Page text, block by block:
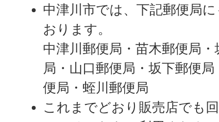
中津川市では、下記郵便局
おります。
中津川郵便局・苗木郵便局
局・山口郵便局・坂下郵便
便局・蛭川郵便局
これまでどおり販売店でも